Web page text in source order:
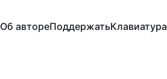
Об автореПоддержатьКлавиатура